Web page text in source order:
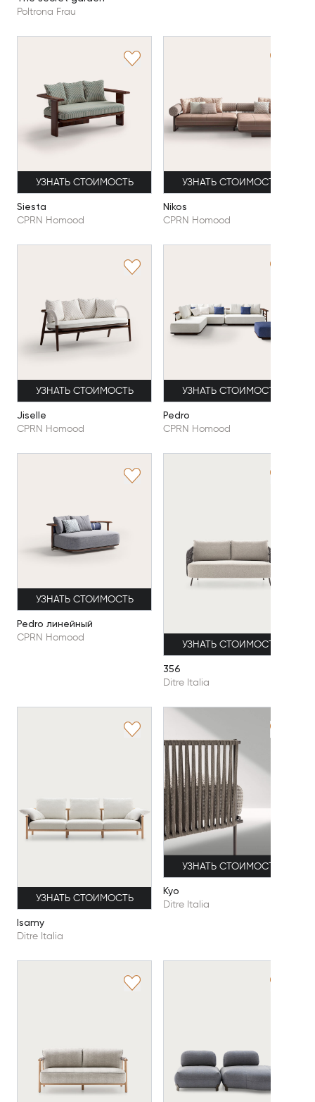
Poltrona Frau
УЗНАТЬ СТОИМОСТЬ
Siesta
CPRN Homood
УЗНАТЬ СТОИМОСТЬ
Nikos
CPRN Homood
УЗНАТЬ СТОИМОСТЬ
Jiselle
CPRN Homood
УЗНАТЬ СТОИМОСТЬ
Pedro
CPRN Homood
УЗНАТЬ СТОИМОСТЬ
Pedro линейный
CPRN Homood
УЗНАТЬ СТОИМОСТЬ
356
Ditre Italia
УЗНАТЬ СТОИМОСТЬ
Isamy
Ditre Italia
УЗНАТЬ СТОИМОСТЬ
Kyo
Ditre Italia